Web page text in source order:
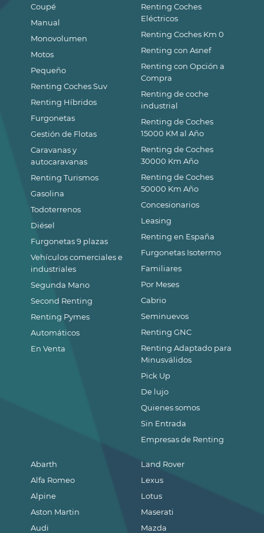
Coupé
Manual
Monovolumen
Motos
Pequeño
Renting Coches Suv
Renting Híbridos
Furgonetas
Gestión de Flotas
Caravanas y
autocaravanas
Renting Turismos
Gasolina
Todoterrenos
Diésel
Furgonetas 9 plazas
Vehículos comerciales e
industriales
Segunda Mano
Second Renting
Renting Pymes
Automáticos
En Venta
Abarth
Alfa Romeo
Alpine
Aston Martin
Audi
Land Rover
Lexus
Lotus
Maserati
Mazda
Renting Coches
Eléctricos
Renting Coches Km 0
Renting con Asnef
Renting con Opción a
Compra
Renting de coche
industrial
Renting de Coches
15000 KM al Año
Renting de Coches
30000 Km Año
Renting de Coches
50000 Km Año
Concesionarios
Leasing
Renting en España
Furgonetas Isotermo
Familiares
Por Meses
Cabrio
Seminuevos
Renting GNC
Renting Adaptado para
Minusválidos
Pick Up
De lujo
Quienes somos
Sin Entrada
Empresas de Renting